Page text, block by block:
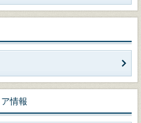
情報